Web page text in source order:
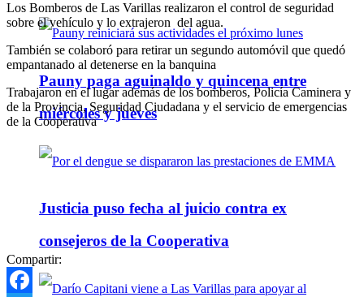
Pauny paga aguinaldo y quincena entre
miércoles y jueves
Justicia puso fecha al juicio contra ex
consejeros de la Cooperativa
Los Bomberos de Las Varillas realizaron el control de seguridad
sobre el vehículo y lo extrajeron del agua.
También se colaboró para retirar un segundo automóvil que quedó
empantanado al detenerse en la banquina
Trabajaron en el lugar además de los bomberos, Policía Caminera y
de la Provincia, Seguridad Ciudadana y el servicio de emergencias
de la Cooperativa
Compartir: